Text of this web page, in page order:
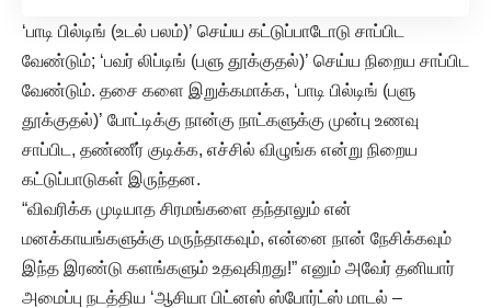
‘பாடி பில்டிங் (உடல் பலம்)’ செய்ய கட்டுப்பாடோடு சாப்பிட
வேண்டும்; ‘பவர் லிப்டிங் (பளு தூக்குதல்)’ செய்ய நிறைய சாப்பிட
வேண்டும். தசை களை இறுக்கமாக்க, ‘பாடி பில்டிங் (பளு
தூக்குதல்)’ போட்டிக்கு நான்கு நாட்களுக்கு முன்பு உணவு
சாப்பிட, தண்ணீர் குடிக்க, எச்சில் விழுங்க என்று நிறைய
கட்டுப்பாடுகள் இருந்தன.
“விவரிக்க முடியாத சிரமங்களை தந்தாலும் என்
மனக்காயங்களுக்கு மருந்தாகவும், என்னை நான் நேசிக்கவும்
இந்த இரண்டு களங்களும் உதவுகிறது!” எனும் அவேர் தனியார்
அமைப்பு நடத்திய ‘ஆசியா பிட்னஸ் ஸ்போர்ட்ஸ் மாடல் –